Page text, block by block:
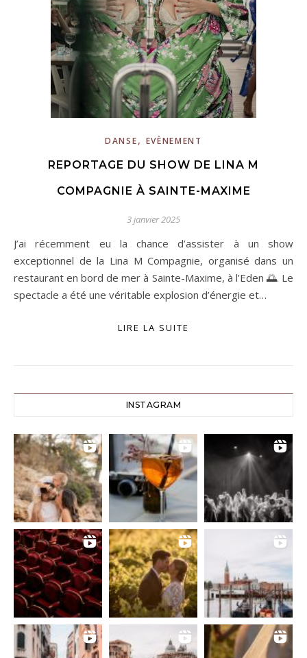
DANSE, EVÈNEMENT
REPORTAGE DU SHOW DE LINA M
COMPAGNIE À SAINTE-MAXIME
3 janvier 2025
J’ai récemment eu la chance d’assister à un show
exceptionnel de la Lina M Compagnie, organisé dans un
restaurant en bord de mer à Sainte-Maxime, à l’Eden 🌅. Le
spectacle a été une véritable explosion d’énergie et…
LIRE LA SUITE
INSTAGRAM